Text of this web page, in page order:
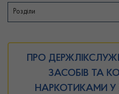
Розділи
ПРО
ЗАСОБІВ ТА
НАРКОТИКАМИ У